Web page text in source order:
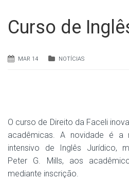
Curso de
MAR 14 NOTÍCIAS
O curso de Direito da Faceli
acadêmicas. A novidade é a
intensivo de Inglês Jurídico,
Peter G. Mills, aos
mediante inscrição.